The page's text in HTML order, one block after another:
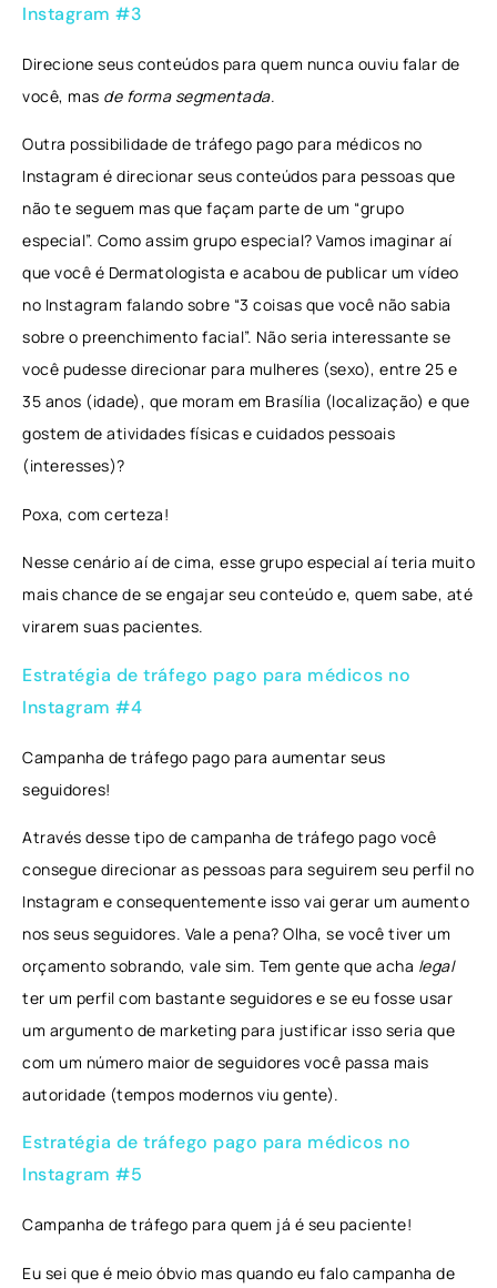
Instagram #3
Direcione seus conteúdos para quem nunca ouviu falar de
você, mas de forma segmentada.
Outra possibilidade de tráfego pago para médicos no
Instagram é direcionar seus conteúdos para pessoas que
não te seguem mas que façam parte de um “grupo
especial”. Como assim grupo especial? Vamos imaginar aí
que você é Dermatologista e acabou de publicar um vídeo
no Instagram falando sobre “3 coisas que você não sabia
sobre o preenchimento facial”. Não seria interessante se
você pudesse direcionar para mulheres (sexo), entre 25 e
35 anos (idade), que moram em Brasília (localização) e que
gostem de atividades físicas e cuidados pessoais
(interesses)?
Poxa, com certeza!
Nesse cenário aí de cima, esse grupo especial aí teria muito
mais chance de se engajar seu conteúdo e, quem sabe, até
virarem suas pacientes.
Estratégia de tráfego pago para médicos no
Instagram #4
Campanha de tráfego pago para aumentar seus
seguidores!
Através desse tipo de campanha de tráfego pago você
consegue direcionar as pessoas para seguirem seu perfil no
Instagram e consequentemente isso vai gerar um aumento
nos seus seguidores. Vale a pena? Olha, se você tiver um
orçamento sobrando, vale sim. Tem gente que acha legal
ter um perfil com bastante seguidores e se eu fosse usar
um argumento de marketing para justificar isso seria que
com um número maior de seguidores você passa mais
autoridade (tempos modernos viu gente).
Estratégia de tráfego pago para médicos no
Instagram #5
Campanha de tráfego para quem já é seu paciente!
Eu sei que é meio óbvio mas quando eu falo campanha de